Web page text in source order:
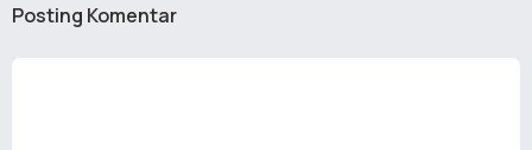
Posting Komentar